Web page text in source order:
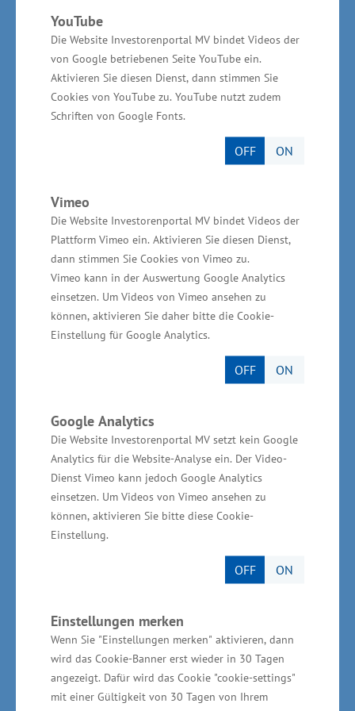
YouTube
Die Website Investorenportal MV bindet Videos der
von Google betriebenen Seite YouTube ein.
Aktivieren Sie diesen Dienst, dann stimmen Sie
Cookies von YouTube zu. YouTube nutzt zudem
Schriften von Google Fonts.
OFF ON
Vimeo
Die Website Investorenportal MV bindet Videos der
Plattform Vimeo ein. Aktivieren Sie diesen Dienst,
dann stimmen Sie Cookies von Vimeo zu.
Vimeo kann in der Auswertung Google Analytics
einsetzen. Um Videos von Vimeo ansehen zu
können, aktivieren Sie daher bitte die Cookie-
Einstellung für Google Analytics.
OFF ON
Google Analytics
Die Website Investorenportal MV setzt kein Google
Analytics für die Website-Analyse ein. Der Video-
Dienst Vimeo kann jedoch Google Analytics
einsetzen. Um Videos von Vimeo ansehen zu
können, aktivieren Sie bitte diese Cookie-
Einstellung.
OFF ON
Einstellungen merken
Wenn Sie "Einstellungen merken" aktivieren, dann
wird das Cookie-Banner erst wieder in 30 Tagen
angezeigt. Dafür wird das Cookie "cookie-settings"
mit einer Gültigkeit von 30 Tagen von Ihrem
den Workshops ist es gelungen, konkrete
Handlungsempfehlungen zu erarbeiten, die uns
helfen werden, die Branche erfolgreich durch
die kommenden Transformationsprozesse zu
führen. Mit diesem Zukunftskonzept haben wir
Karina Würtz leitete als Geschäftsführerin der
Stiftung Offshore-Windenergie den Workshop,
der sich mit der Energiegewinnung vor der
Küste auseinandergesetzt hat. Sie sagte: „Die
maritime Wirtschaft ist seit Jahrhunderten Teil
der DNA Mecklenburg-Vorpommerns, die
Energiegewinnung und insbesondere
Windenergie auf See ihr jüngstes Basenpaar –
mit einem enormen Innovations-,
Wertschöpfungs- und damit Zukunftspotenzial
für das ganze Land. Die Chancen für die
Küstenstandorte erstrecken sich dabei weit
über die nationalen Seegrenzen bis weit in den
Ostseeraum. Damit die Potenziale auch wirklich
genutzt werden, braucht es drei Dinge: eine
innovationsstarke Akteurslandschaft,
verbindliche und nachprüfbare Zielsetzungen,
Industriepolitik auf Landes- und Bundesebene.
Ersteres hat das Land, das haben die
Stakeholderrunden gezeigt. Für die anderen
beiden Punkte liefert das Zukunftskonzept eine